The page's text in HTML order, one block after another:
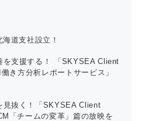
道支社設立！
を支援する！ 「SKYSEA Client
き方分析レポートサービス」
見抜く！「SKYSEA Client
「チームの変革」篇の放映を